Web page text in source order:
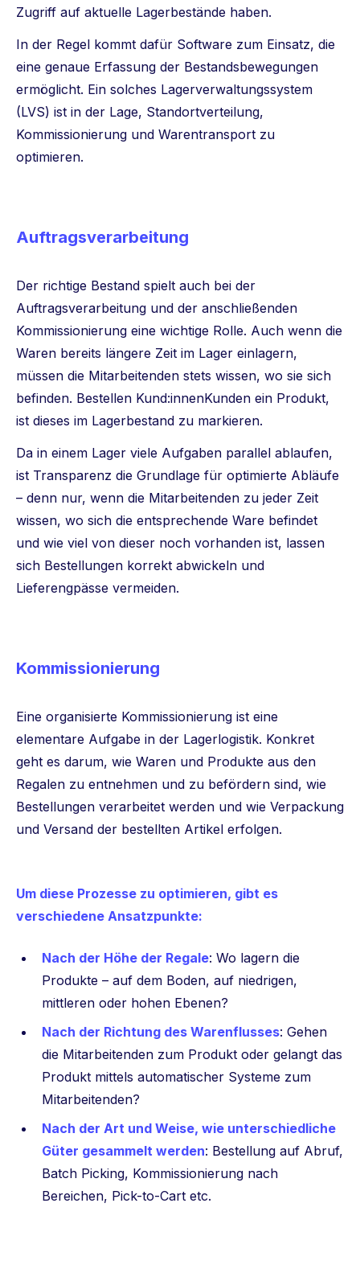
Zugriff auf aktuelle Lagerbestände haben.
In der Regel kommt dafür Software zum Einsatz, die
eine genaue Erfassung der Bestandsbewegungen
ermöglicht. Ein solches Lagerverwaltungssystem
(LVS) ist in der Lage, Standortverteilung,
Kommissionierung und Warentransport zu
optimieren.
Auftragsverarbeitung
Der richtige Bestand spielt auch bei der
Auftragsverarbeitung und der anschließenden
Kommissionierung eine wichtige Rolle. Auch wenn die
Waren bereits längere Zeit im Lager einlagern,
müssen die Mitarbeitenden stets wissen, wo sie sich
befinden. Bestellen Kund:innenKunden ein Produkt,
ist dieses im Lagerbestand zu markieren.
Da in einem Lager viele Aufgaben parallel ablaufen,
ist Transparenz die Grundlage für optimierte Abläufe
– denn nur, wenn die Mitarbeitenden zu jeder Zeit
wissen, wo sich die entsprechende Ware befindet
und wie viel von dieser noch vorhanden ist, lassen
sich Bestellungen korrekt abwickeln und
Lieferengpässe vermeiden.
Kommissionierung
Eine organisierte Kommissionierung ist eine
elementare Aufgabe in der Lagerlogistik. Konkret
geht es darum, wie Waren und Produkte aus den
Regalen zu entnehmen und zu befördern sind, wie
Bestellungen verarbeitet werden und wie Verpackung
und Versand der bestellten Artikel erfolgen.
Um diese Prozesse zu optimieren, gibt es
verschiedene Ansatzpunkte:
Nach der Höhe der Regale: Wo lagern die
Produkte – auf dem Boden, auf niedrigen,
mittleren oder hohen Ebenen?
Nach der Richtung des Warenflusses: Gehen
die Mitarbeitenden zum Produkt oder gelangt das
Produkt mittels automatischer Systeme zum
Mitarbeitenden?
Nach der Art und Weise, wie unterschiedliche
Güter gesammelt werden: Bestellung auf Abruf,
Batch Picking, Kommissionierung nach
Bereichen, Pick-to-Cart etc.